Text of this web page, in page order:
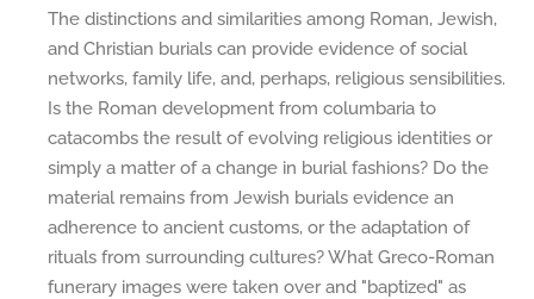
The distinctions and similarities among Roman, Jewish,
and Christian burials can provide evidence of social
networks, family life, and, perhaps, religious sensibilities.
Is the Roman development from columbaria to
catacombs the result of evolving religious identities or
simply a matter of a change in burial fashions? Do the
material remains from Jewish burials evidence an
adherence to ancient customs, or the adaptation of
rituals from surrounding cultures? What Greco-Roman
funerary images were taken over and "baptized" as